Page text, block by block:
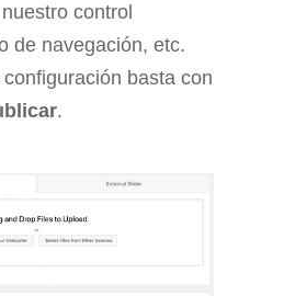
control
de navegación, etc.
basta con
.